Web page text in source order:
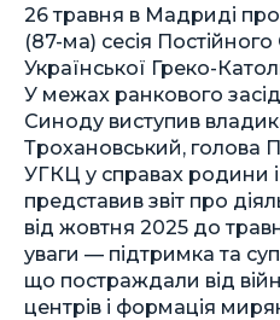
26 травня в Мадриді
(87-ма) сесія
Української Греко-
У межах ранкового
Синоду виступив
Трохановський, голова
УГКЦ у справах родини
представив звіт про
від жовтня 2025 до
уваги — підтримка та
що постраждали від
центрів і формація